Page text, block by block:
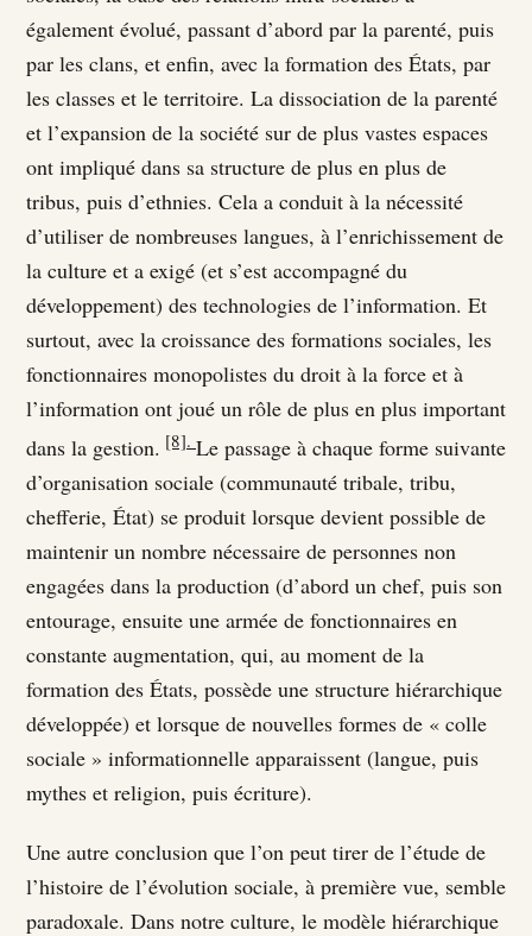
également évolué, passant d’abord par la parenté, puis
par les clans, et enfin, avec la formation des États, par
les classes et le territoire. La dissociation de la parenté
et l’expansion de la société sur de plus vastes espaces
ont impliqué dans sa structure de plus en plus de
tribus, puis d’ethnies. Cela a conduit à la nécessité
d’utiliser de nombreuses langues, à l’enrichissement de
la culture et a exigé (et s’est accompagné du
développement) des technologies de l’information. Et
surtout, avec la croissance des formations sociales, les
fonctionnaires monopolistes du droit à la force et à
l’information ont joué un rôle de plus en plus important
dans la gestion. [8]. Le passage à chaque forme suivante
d’organisation sociale (communauté tribale, tribu,
chefferie, État) se produit lorsque devient possible de
maintenir un nombre nécessaire de personnes non
engagées dans la production (d’abord un chef, puis son
entourage, ensuite une armée de fonctionnaires en
constante augmentation, qui, au moment de la
formation des États, possède une structure hiérarchique
développée) et lorsque de nouvelles formes de « colle
sociale » informationnelle apparaissent (langue, puis
mythes et religion, puis écriture).
Une autre conclusion que l’on peut tirer de l’étude de
l’histoire de l’évolution sociale, à première vue, semble
paradoxale. Dans notre culture, le modèle hiérarchique